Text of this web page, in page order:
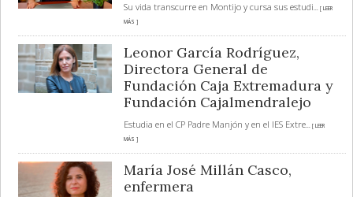
Su vida transcurre en Montijo y cursa sus estudi... [ LEER
MÁS ]
Leonor García Rodríguez,
Directora General de
Fundación Caja Extremadura y
Fundación Cajalmendralejo
Estudia en el CP Padre Manjón y en el IES Extre... [ LEER
MÁS ]
María José Millán Casco,
enfermera